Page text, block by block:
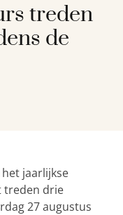
treden
de
jaarlijkse
treden drie
27 augustus